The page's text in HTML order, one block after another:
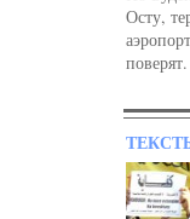
Осту,
поверят.